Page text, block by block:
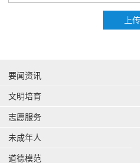
要闻资讯
文明培育
志愿服务
未成年人
道德模范